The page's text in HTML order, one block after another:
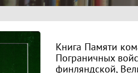
Книга Памяти
Пограничных
финляндской,